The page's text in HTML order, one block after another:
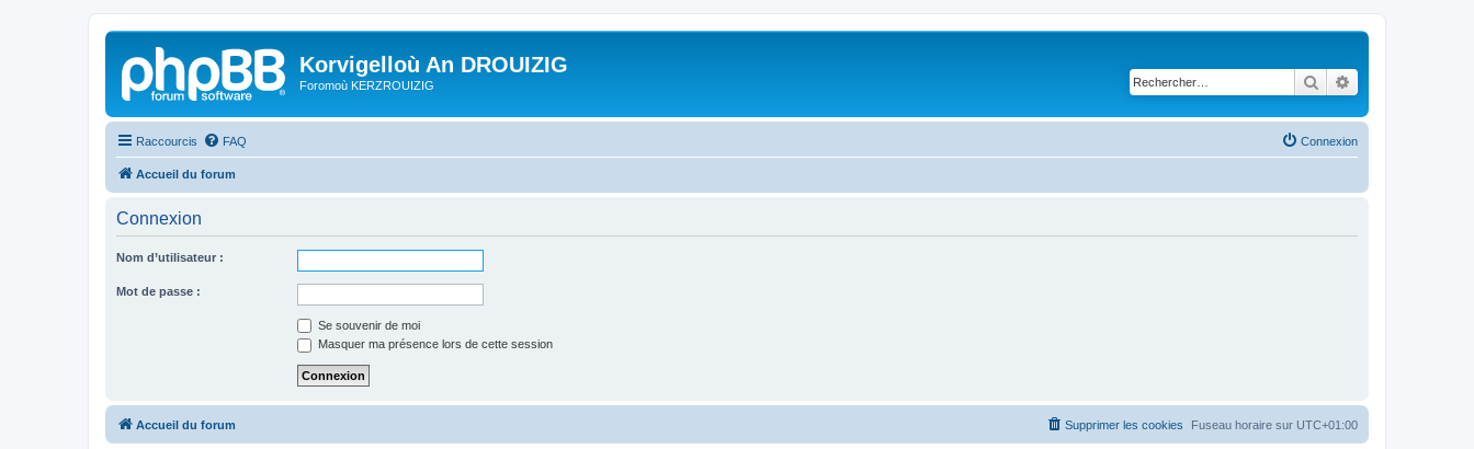
Korvigelloù An DROUIZIG
Foromoù KERZROUIZIG Rechercher
Raccourcis FAQ Connexion
Accueil du forum
Connexion
Nom d’utilisateur :
Mot de passe :
Se souvenir de moi
Masquer ma présence lors de cette session
Accueil du forum Fuseau horaire sur UTC+01:00
Supprimer les cookies